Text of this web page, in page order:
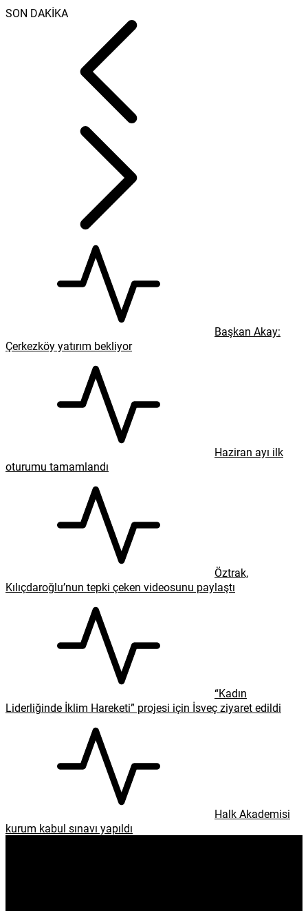
SON DAKİKA
Başkan Akay:
Çerkezköy yatırım bekliyor
Haziran ayı ilk
oturumu tamamlandı
Öztrak,
Kılıçdaroğlu’nun tepki çeken videosunu paylaştı
“Kadın
Liderliğinde İklim Hareketi” projesi için İsveç ziyaret edildi
Halk Akademisi
kurum kabul sınavı yapıldı